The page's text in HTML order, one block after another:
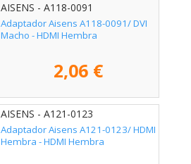
AISENS - A118-0091
Adaptador Aisens A118-0091/ DVI
Macho - HDMI Hembra
2,06 €
AISENS - A121-0123
Adaptador Aisens A121-0123/ HDMI
Hembra - HDMI Hembra